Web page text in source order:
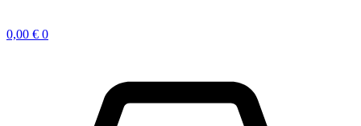
0,00 € 0